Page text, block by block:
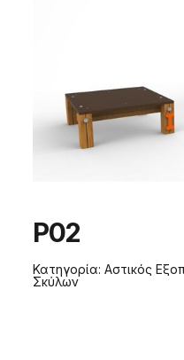
P02
Κατηγορία:Αστικός
Σκύλων